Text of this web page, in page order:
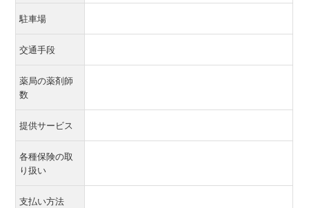
駐車場
交通手段
薬局の薬剤師
数
提供サービス
各種保険の取
り扱い
支払い方法